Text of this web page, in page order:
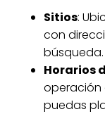
Sitios:
con
búsqueda.
Horarios
operación
puedas